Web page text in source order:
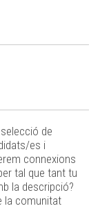
de
es i
connexions
tal que tant tu
la descripció?
la comunitat